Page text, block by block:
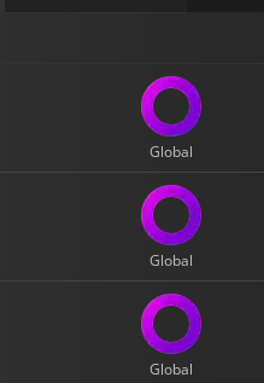
Global
Global
Global